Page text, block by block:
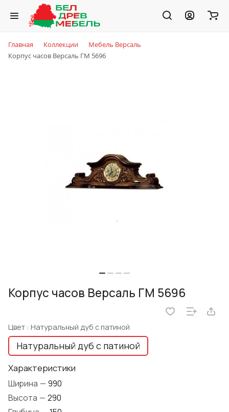
Главная Коллекции
Мебель Версаль
Корпус часов Версаль ГМ 5696
Корпус часов Версаль ГМ 5696
Цвет : Натуральный дуб с патиной
Натуральный дуб с патиной
Характеристики
Ширина — 990
Высота — 290